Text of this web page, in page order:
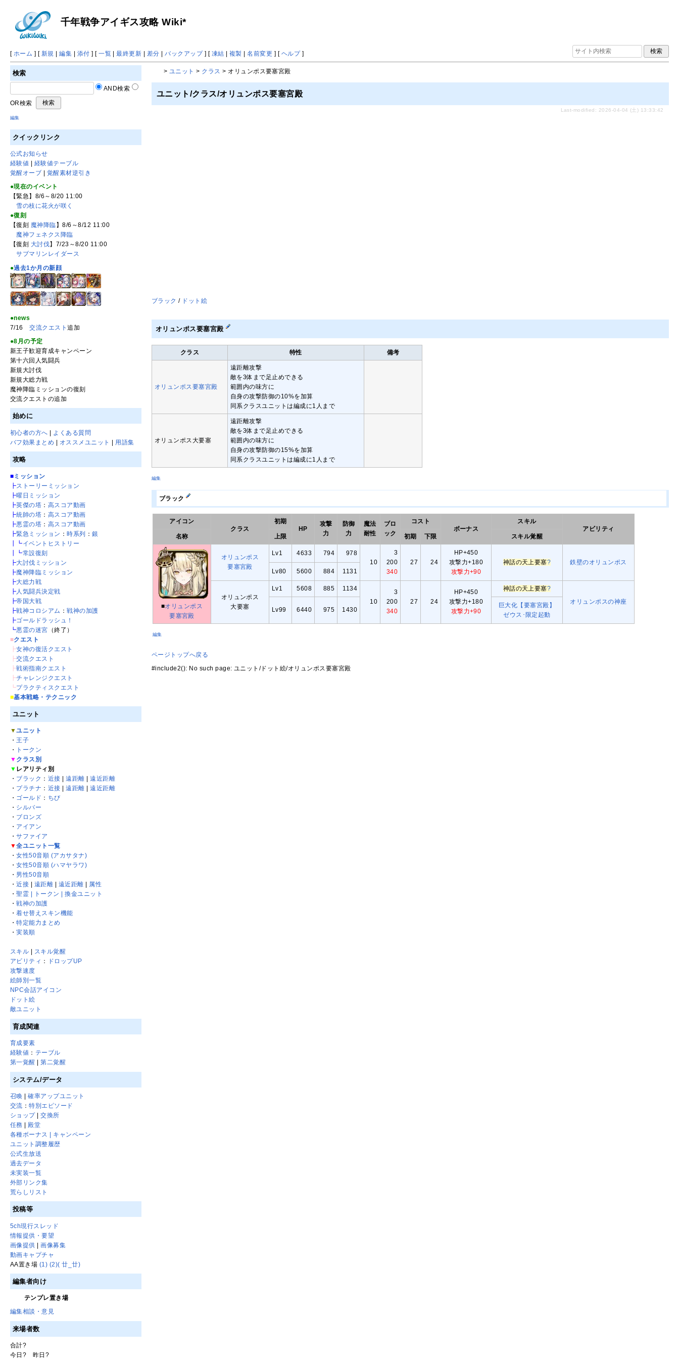
千年戦争アイギス攻略 Wiki*
[ ホーム ] [ 新規 |編集 | 添付 ] [一覧 |最終更新 | 差分 |バックアップ] [ 凍結 | 複製 |名前変更 ] [ ヘルプ]
> ユニット > クラス > オリュンポス要塞宮殿
ユニット/クラス/オリュンポス要塞宮殿
Last-modified: 2026-04-04 (土) 13:33:42
ブラック / ドット絵
オリュンポス要塞宮殿
クラス 特性 備考
オリュンポス要塞宮殿
遠距離攻撃
敵を3体まで足止めできる
範囲内の味方に
自身の攻撃防御の10%を加算
同系クラスユニットは編成に1人まで
オリュンポス大要塞
遠距離攻撃
敵を3体まで足止めできる
範囲内の味方に
自身の攻撃防御の15%を加算
同系クラスユニットは編成に1人まで
編集
ブラック
アイコン
クラス
初期
HP
攻撃
力
防御
力
魔法
耐性
ブロ
ック
コスト
ボーナス
スキル
アビリティ
名称
上限 初期 下限 スキル覚醒
■オリュンポス
要塞宮殿
オリュンポス
要塞宮殿
Lv1 4633 794
978
10
3
200
340
27 24
HP+450
攻撃力+180
攻撃力+90
神話の天上要塞?
鉄壁のオリュンポス
Lv80
5600 884 1131
オリュンポス
大要塞
Lv1 5608 885
1134
10
3
200
340
27 24
HP+450
攻撃力+180
攻撃力+90
神話の天上要塞?
オリュンポスの神座
Lv99
6440 975 1430
巨大化【要塞宮殿】
ゼウス･限定起動
編集
ページトップへ戻る
#include2(): No such page: ユニット/ドット絵/オリュンポス要塞宮殿
検索
AND検索
OR検索
編集
クイックリンク
公式お知らせ
経験値
経験値テーブル
覚醒オーブ
覚醒素材逆引き
●現在のイベント
【緊急】8/6～8/20 11:00
雪の枝に花火が咲く
●復刻
【復刻 魔神降臨 】8/6～8/12 11:00
魔神フェネクス降臨
【復刻 大討伐】7/23～8/20 11:00
サブマリンレイダース
●過去1か月の新顔
●news
7/16交流クエスト追加
●8月の予定
新王子歓迎育成キャンペーン
第十六回人気闘兵
新規大討伐
新規大総力戦
魔神降臨ミッションの復刻
交流クエストの追加
始めに
初心者の方へ | よくある質問
バフ効果まとめ | オススメユニット | 用語集
攻略
■ ミッション
┣ストーリーミッション
┣曜日ミッション
┣英傑の塔 ： 高スコア動画
┣統帥の塔 ： 高スコア動画
┣悪霊の塔 ： 高スコア動画
┣緊急ミッション ：時系列 ：銀
┃┗イベントヒストリー
┃┗常設復刻
┣大討伐ミッション
┣魔神降臨ミッション
┣大総力戦
┣ 人気闘兵決定戦
┣帝国大戦
┣戦神コロシアム ：戦神の加護
┣ゴールドラッシュ！
┗悪霊の迷宮 （終了）
■クエスト
┣女神の復活クエスト
┣交流クエスト
┣戦術指南クエスト
┣チャレンジクエスト
┗プラクティスクエスト
■基本戦略・テクニック
ユニット
▼ユニット
・ 王子
・
トークン
▼ クラス別
▼ レアリティ別
・ ブラック ： 近接 |遠距離 |遠近距離
・ プラチナ ： 近接 |遠距離 |遠近距離
・ ゴールド ： ちび
・ シルバー
・ ブロンズ
・ アイアン
・サファイア
▼全ユニット一覧
・女性50音順 (アカサタナ)
・女性50音順 (ハマヤラワ)
・ 男性50音順
・近接 遠距離 遠近距離
属性
・聖霊 | トークン | 換金ユニット
・戦神の加護
・着せ替えスキン機能
・特定能力まとめ
・実装順
スキル
スキル覚醒
アビリティ ：
ドロップUP
攻撃速度
絵師別一覧
NPC会話アイコン
ドット絵
敵ユニット
育成関連
育成要素
経験値 ： テーブル
第一覚醒
|第二覚醒
システム/データ
召喚 |確率アップユニット
交流 ：特別エピソード
ショップ|交換所
任務 | 殿堂
各種ボーナス | キャンペーン
ユニット調整履歴
公式生放送
過去データ
未実装一覧
外部リンク集
荒らしリスト
投稿等
5ch現行スレッド
情報提供・要望
画像提供 |画像募集
動画キャプチャ
AA置き場 (1) (2)( 廿_廿)
編集者向け
テンプレ置き場
編集相談・意見
来場者数
合計?
今日 ? 昨日 ?